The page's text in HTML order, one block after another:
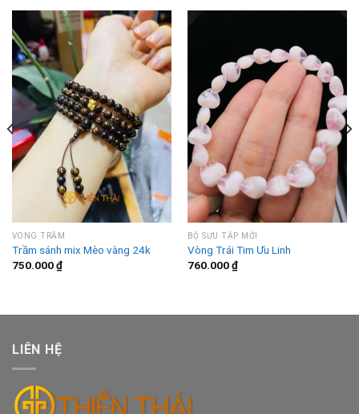
VÒNG TRẦM
Trầm sánh mix Mèo vàng 24k
750.000₫
BỘ SƯU TẬP MỚI
Vòng Trái Tim Ưu Linh
760.000₫
LIÊN HỆ